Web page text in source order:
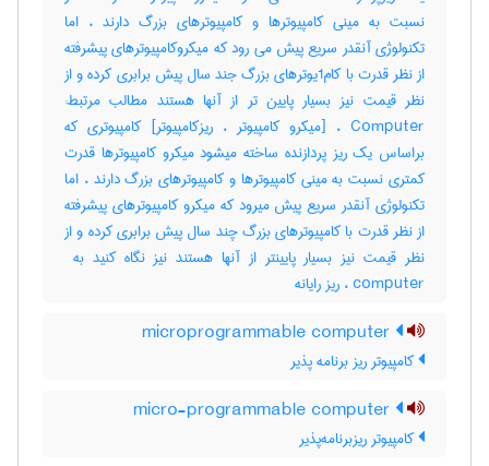
نسبت به مینی کامپیوترها و کامپیوترهای بزرگ دارند ، اما
تکنولوژی آنقدر سریع پیش می رود که میکروکامپیوترهای پیشرفته
از نظر قدرت با کام1یوترهای بزرگ جند سال پیش برابری کرده و از
نظر قیمت نیز بسیار پایین تر از آنها هستند مطالب مرتبط:
Computer ، [میکرو کامپیوتر ، ریزکامپیوتر] کامپیوتری که
براساس یک ریز پردازنده ساخته میشود میکرو کامپیوترها قدرت
کمتری نسبت به مینی کامپیوترها و کامپیوترهای بزرگ دارند ، اما
تکنولوژی آنقدر سریع پیش میرود که میکرو کامپیوترهای پیشرفته
از نظر قدرت با کامپیوترهای بزرگ چند سال پیش برابری کرده و از
computer ، ریز رایانه
کامپیوتر ریز برنامه پذیر
کامپیوتر ریزبرنامه‌پذیر